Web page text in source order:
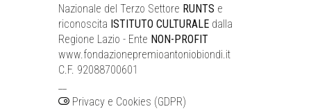
Nazionale del Terzo Settore RUNTS e
riconoscita ISTITUTO CULTURALE dalla
Regione Lazio - Ente NON-PROFIT
www.fondazionepremioantoniobiondi.it
C.F. 92088700601
Privacy e Cookies (GDPR)